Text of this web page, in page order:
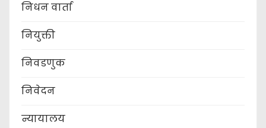
निधन वार्ता
नियुक्ती
निवडणुक
निवेदन
न्यायालय